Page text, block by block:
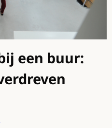
een buur: